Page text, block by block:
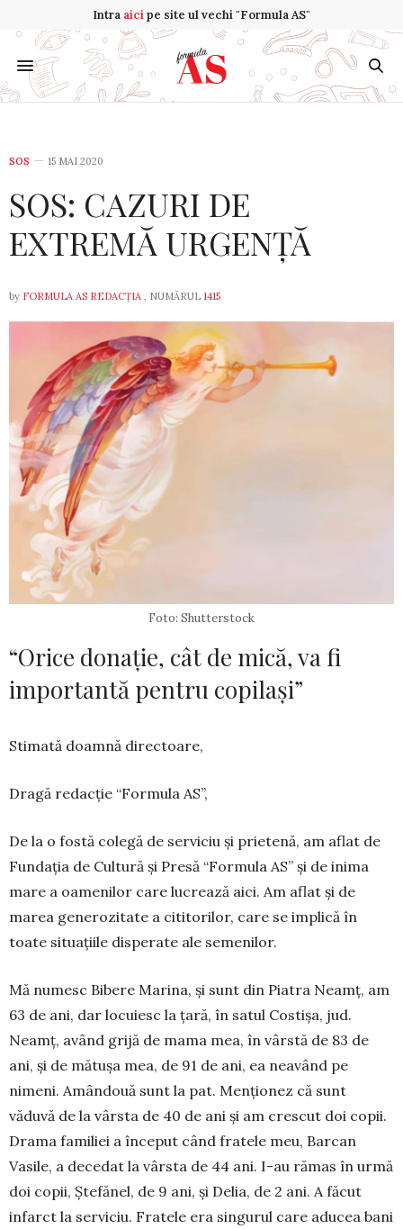
Intra aicipe site ul vechi "Formula AS"
SOS 15 MAI 2020
SOS: CAZURI DE
EXTREMĂ URGENȚĂ
by FORMULA AS REDACȚIA , NUMĂRUL 1415
Foto: Shutterstock
“Orice donație, cât de mică, va fi
importantă pentru copilași”
Stimată doamnă directoare,
Dragă redacție “Formula AS”,
De la o fostă colegă de serviciu și prietenă, am aflat de
Fundația de Cultură și Presă “For­mula AS” și de inima
mare a oamenilor care lu­crează aici. Am aflat și de
marea generozitate a cititorilor, care se implică în
toate situațiile dis­perate ale semenilor.
Mă numesc Bibere Marina, și sunt din Piatra Neamț, am
63 de ani, dar locuiesc la țară, în satul Costișa, jud.
Neamț, având grijă de mama mea, în vârstă de 83 de
ani, și de mătușa mea, de 91 de ani, ea neavând pe
nimeni. Amândouă sunt la pat. Menționez că sunt
văduvă de la vârs­ta de 40 de ani și am crescut doi copii.
Drama familiei a început când fratele meu, Barcan
Vasile, a decedat la vârsta de 44 ani. I-au ră­mas în urmă
doi copii, Ște­fănel, de 9 ani, și Delia, de 2 ani. A făcut
infarct la serviciu. Fratele era singurul care aducea bani